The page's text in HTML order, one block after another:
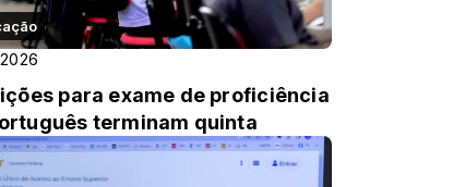
para exame de proficiência
terminam quinta